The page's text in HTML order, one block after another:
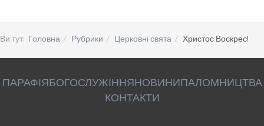
Ви тут: Головна Рубрики Церковні свята Христос Воскрес!
ПАРАФІЯБОГОСЛУЖІННЯНОВИНИПАЛОМНИЦТВА
КОНТАКТИ